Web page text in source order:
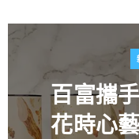
百富攜
花時心